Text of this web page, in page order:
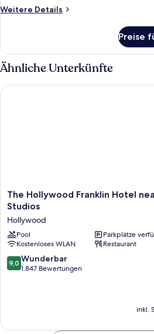
Weitere Details
Weitere
Preise
Ähnliche Unterkünfte
The
Hollywood
Hotel
near
Universal
Studios
Hollywood
The Hollywood Franklin Hotel
Studios
Hollywood
Pool
Parkplätze
Kostenloses WLAN
Restaurant
9.0
von
9,0 Wunderbar
1.847 Bewertungen
inkl.
The Hollywood Franklin Hotel near